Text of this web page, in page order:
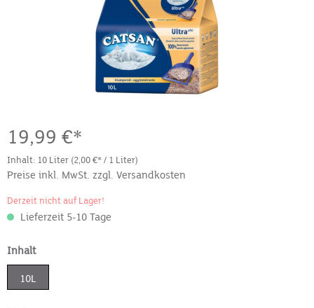
19,99 €*
Inhalt: 10 Liter (2,00 €* / 1 Liter)
Preise inkl. MwSt. zzgl. Versandkosten
Derzeit nicht auf Lager!
Lieferzeit 5-10 Tage
Inhalt
10L